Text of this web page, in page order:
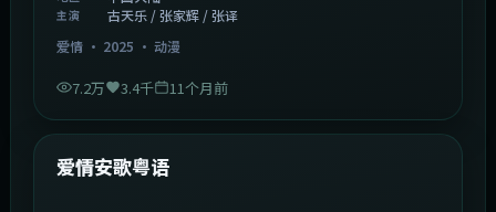
主演
古天乐 / 张家辉 / 张译
爱情· 2025 · 动漫
7.2万 3.4千 11个月前
最新
爱情安歌粤语